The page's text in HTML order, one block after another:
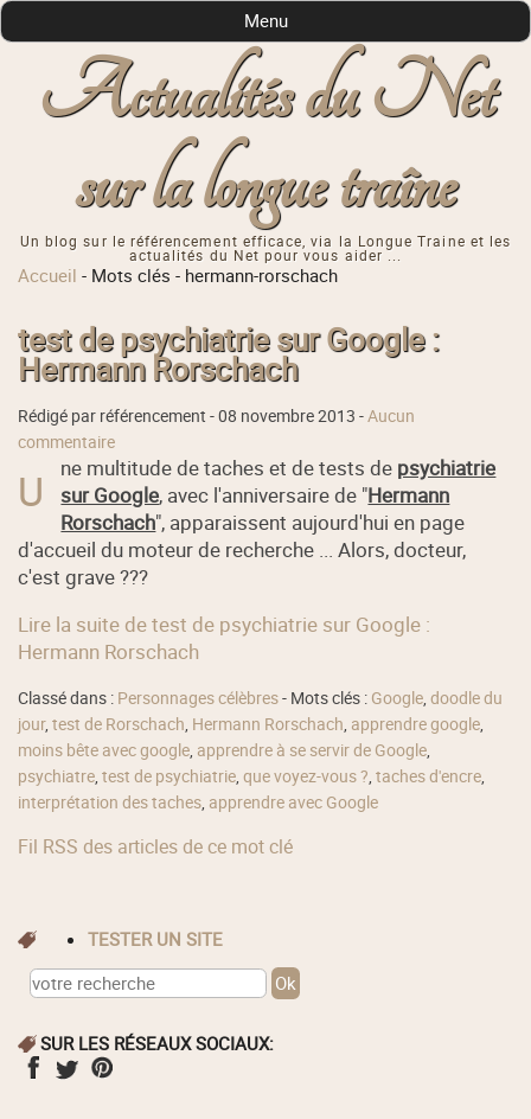
Actualités du Net
sur la longue traîne
Un blog sur le référencement efficace, via la Longue Traine et les
actualités du Net pour vous aider ...
Menu
Accueil - Mots clés - hermann-rorschach
test de psychiatrie sur Google :
Hermann Rorschach
Rédigé par référencement -08 novembre 2013 -Aucun
commentaire
U ne multitude de taches et de tests de psychiatrie
sur Google, avec l'anniversaire de "Hermann
Rorschach", apparaissent aujourd'hui en page
d'accueil du moteur de recherche ... Alors, docteur,
c'est grave ???
Lire la suite de test de psychiatrie sur Google :
Hermann Rorschach
Classé dans : Personnages célèbres- Mots clés : Google,doodle du
jour,test de Rorschach, Hermann Rorschach, apprendre google,
moins bête avec google, apprendre à se servir de Google,
psychiatre,test de psychiatrie,que voyez-vous ?,taches d'encre,
interprétation des taches, apprendre avec Google
Fil RSS des articles de ce mot clé
TESTER UN SITE
SUR LES RÉSEAUX SOCIAUX: